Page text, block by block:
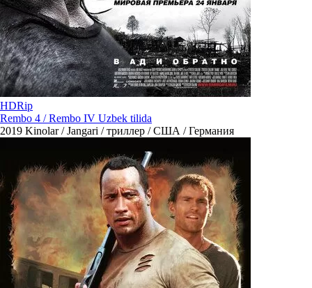
HDRip
Rembo 4 / Rembo IV Uzbek tilida
2019 Kinolar / Jangari / триллер / США / Германия